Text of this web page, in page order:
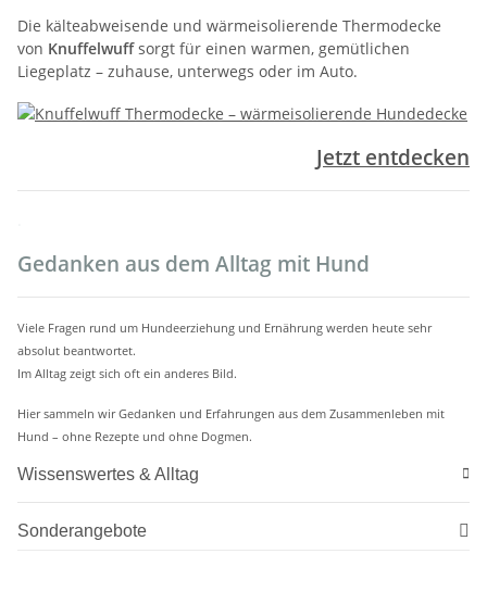
Die kälteabweisende und wärmeisolierende Thermodecke
von Knuffelwuffsorgt für einen warmen, gemütlichen
Liegeplatz – zuhause, unterwegs oder im Auto.
Jetzt entdecken
Gedanken aus dem Alltag mit Hund
Viele Fragen rund um Hundeerziehung und Ernährung werden heute sehr
absolut beantwortet.
Im Alltag zeigt sich oft ein anderes Bild.
Hier sammeln wir Gedanken und Erfahrungen aus dem Zusammenleben mit
Hund – ohne Rezepte und ohne Dogmen.
Wissenswertes & Alltag
Sonderangebote